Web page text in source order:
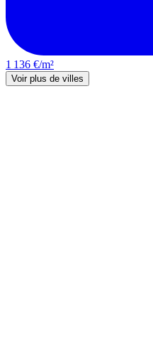
1 136 €/m²
Voir plus de villes